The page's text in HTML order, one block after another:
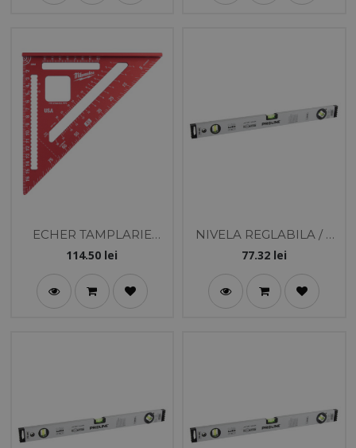
ECHER TAMPLARIE
METRIC
114.50 lei
NIVELA REGLABILA / 3
BULE - 800MM
77.32lei